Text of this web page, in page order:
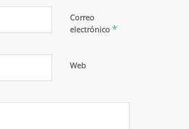
Correo
electrónico *
Web